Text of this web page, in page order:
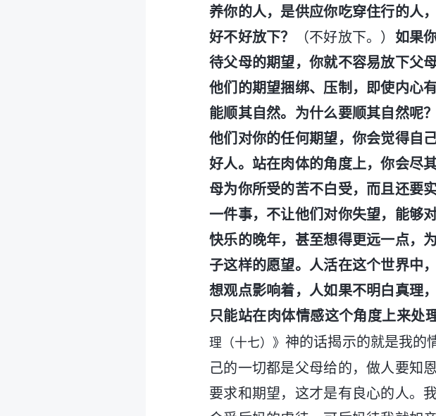
养你的人，是供应你吃穿住行的人
好不好放下？
（不好放下。） 如果
待父母的期望，你就不容易放下父
他们的期望捆绑、压制，即使内心
能顺其自然。为什么要顺其自然呢
他们对你的任何期望，你会觉得自
好人。站在肉体的角度上，你会尽
母为你所受的苦不白受，而且还要
一件事，不让他们对你失望，能够
快乐的晚年，甚至想得更远一点，
子这样的愿望。人活在这个世界中
想观点影响着，人如果不明白真理
只能站在肉体情感这个角度上来处
理（十七）》 神的话揭示的就是我的
己的一切都是父母给的，做人要知
要求和期望，这才是有良心的人。